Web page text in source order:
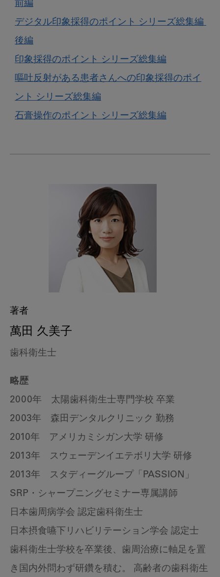
前編
デジタル印象採得のポイント シリーズ総集編
後編
印象採得のポイント シリーズ総集編
嘔吐反射がある患者さんへの印象採得のポイ
ント シリーズ総集編
石膏操作のポイント シリーズ総集編
著者
萬田 久美子
歯科衛生士
略歴
2000年 太陽歯科衛生士専門学校 卒業
2003年 森田デンタルクリニック 勤務
2010年 アメリカミシガン大学 研修
2013年 スウェーデンイエテボリ大学 研修
2013年 スタディーグループ「PASSION」
SRP・シャープニングセミナー専属講師
日本歯周病学会 認定歯科衛生士
日本摂食嚥下リハビリテーション学会 認定士
歯科衛生士学校を卒業後、歯周治療に軸足を置
き国内外問わず研鑽を積む。 高齢者の歯科衛生